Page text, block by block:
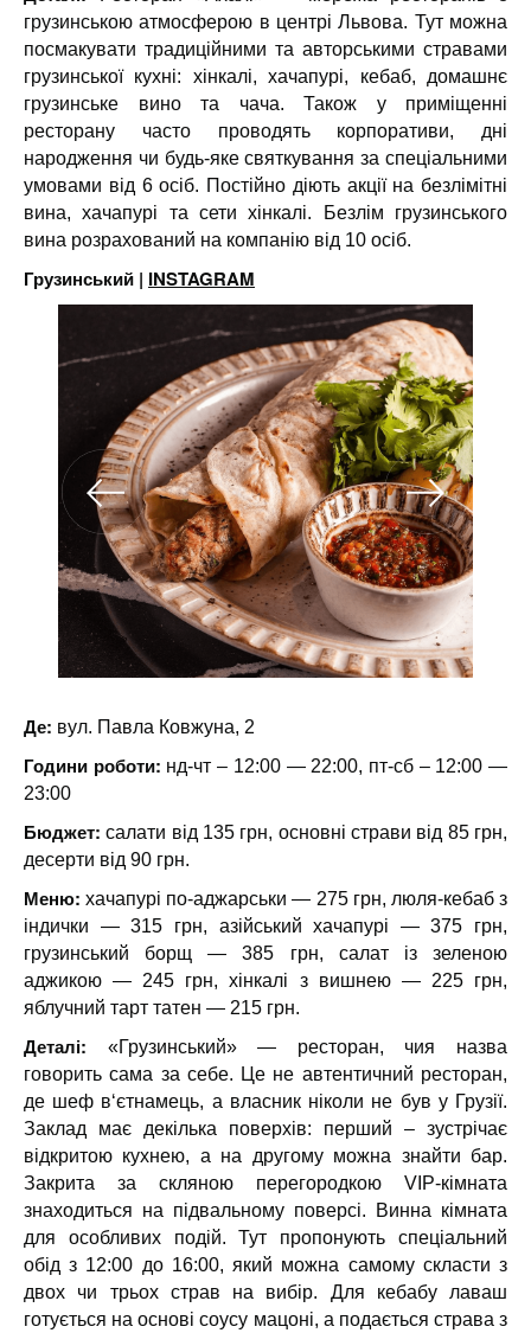
грузинською атмосферою в центрі Львова. Тут можна
посмакувати традиційними та авторськими стравами
грузинської кухні: хінкалі, хачапурі, кебаб, домашнє
грузинське вино та чача. Також у приміщенні
ресторану часто проводять корпоративи, дні
народження чи будь-яке святкування за спеціальними
умовами від 6 осіб. Постійно діють акції на безлімітні
вина, хачапурі та сети хінкалі. Безлім грузинського
вина розрахований на компанію від 10 осіб.
Грузинський | INSTAGRAM
Де: вул. Павла Ковжуна, 2
Години роботи: нд-чт – 12:00 — 22:00, пт-сб – 12:00 —
23:00
Бюджет:салати від 135 грн, основні страви від 85 грн,
десерти від 90 грн.
Меню: хачапурі по-аджарськи — 275 грн, люля-кебаб з
індички — 315 грн, азійський хачапурі — 375 грн,
грузинський борщ — 385 грн, салат із зеленою
аджикою — 245 грн, хінкалі з вишнею — 225 грн,
яблучний тарт татен — 215 грн.
Деталі:
«Грузинський» — ресторан, чия назва
говорить сама за себе. Це не автентичний ресторан,
де шеф в‘єтнамець, а власник ніколи не був у Грузії.
Заклад має декілька поверхів: перший – зустрічає
відкритою кухнею, а на другому можна знайти бар.
Закрита за скляною перегородкою VIP-кімната
знаходиться на підвальному поверсі. Винна кімната
для особливих подій. Тут пропонують спеціальний
обід з 12:00 до 16:00, який можна самому скласти з
двох чи трьох страв на вибір. Для кебабу лаваш
готується на основі соусу мацоні, а подається страва з